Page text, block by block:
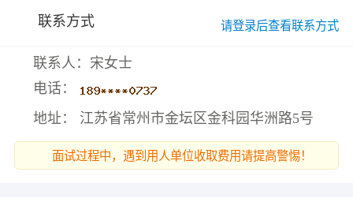
联系方式 请登录后查看联系方式
联系人：宋女士
电话：
地址： 江苏省常州市金坛区金科园华洲路5号
面试过程中，遇到用人单位收取费用请提高警惕！